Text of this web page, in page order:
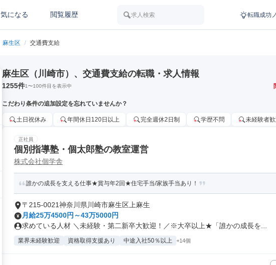
気になる 閲覧履歴 求人検索 転職成功
麻生区 / 交通費支給
麻生区（川崎市）、交通費支給の転職・求人情報
1255件1〜100件目を表示中
こだわり条件の追加設定を忘れていませんか？
土日祝休み 年間休日120日以上 完全週休2日制 学歴不問 未経験者
正社員
個別指導塾・個太郎塾の教室運営
株式会社個学舎
誰かの成長を支える仕事★賞与年2回★住宅手当/家族手当あり！
〒215-0021神奈川県川崎市麻生区上麻生
月給25万4500円～43万5000円
求めている人材 ＼未経験・第二新卒大歓迎！／※大卒以上★「誰かの成長を...
業界未経験歓迎 資格取得支援あり 中途入社50％以上 +14個